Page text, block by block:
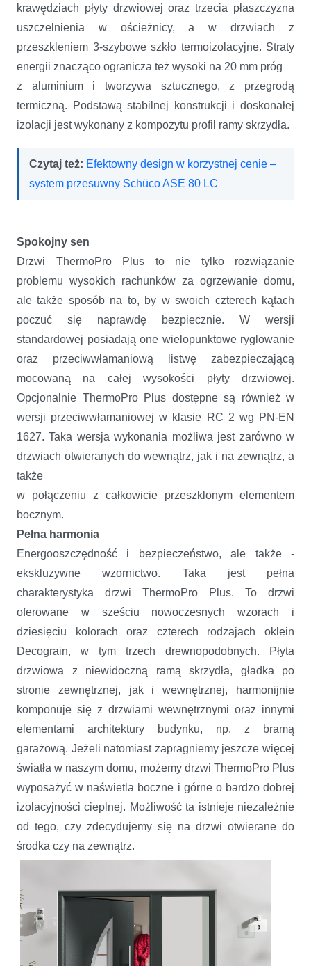
krawędziach płyty drzwiowej oraz trzecia płaszczyzna
uszczelnienia w ościeżnicy, a w drzwiach z
przeszkleniem 3-szybowe szkło termoizolacyjne. Straty
energii znacząco ogranicza też wysoki na 20 mm próg
z aluminium i tworzywa sztucznego, z przegrodą
termiczną. Podstawą stabilnej konstrukcji i doskonałej
izolacji jest wykonany z kompozytu profil ramy skrzydła.
Czytaj też: Efektowny design w korzystnej cenie –
system przesuwny Schüco ASE 80 LC
Spokojny sen
Drzwi
ThermoPro Plus to nie tylko rozwiązanie
problemu wysokich rachunków za ogrzewanie domu,
ale także sposób na to, by w swoich czterech kątach
poczuć się naprawdę bezpiecznie. W wersji
standardowej posiadają one wielopunktowe ryglowanie
oraz przeciwwłamaniową listwę zabezpieczającą
mocowaną na całej wysokości płyty drzwiowej.
Opcjonalnie ThermoPro Plus dostępne są również w
wersji przeciwwłamaniowej w klasie RC 2 wg PN-EN
1627. Taka wersja wykonania możliwa jest zarówno w
drzwiach otwieranych do wewnątrz, jak i na zewnątrz, a
także
w połączeniu z całkowicie przeszklonym elementem
bocznym.
Pełna harmonia
Energooszczędność i bezpieczeństwo, ale także -
ekskluzywne wzornictwo. Taka jest pełna
charakterystyka drzwi ThermoPro Plus. To drzwi
oferowane w sześciu nowoczesnych wzorach i
dziesięciu kolorach oraz czterech rodzajach oklein
Decograin, w tym trzech drewnopodobnych. Płyta
drzwiowa z niewidoczną ramą skrzydła, gładka po
stronie zewnętrznej, jak i wewnętrznej, harmonijnie
komponuje się z drzwiami wewnętrznymi oraz innymi
elementami architektury budynku, np. z bramą
garażową. Jeżeli natomiast zapragniemy jeszcze więcej
światła w naszym domu, możemy drzwi ThermoPro Plus
wyposażyć w naświetla boczne i górne o bardzo dobrej
izolacyjności cieplnej. Możliwość ta istnieje niezależnie
od tego, czy zdecydujemy się na drzwi otwierane do
środka czy na zewnątrz.